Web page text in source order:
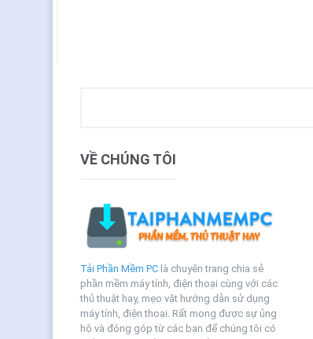
VỀ CHÚNG TÔI
Tải Phần Mềm PC là chuyên trang chia sẻ
phần mềm máy tính, điện thoại cùng với các
thủ thuật hay, mẹo vặt hướng dẫn sử dụng
máy tính, điện thoại. Rất mong được sự ủng
hộ và đóng góp từ các bạn để chúng tôi có